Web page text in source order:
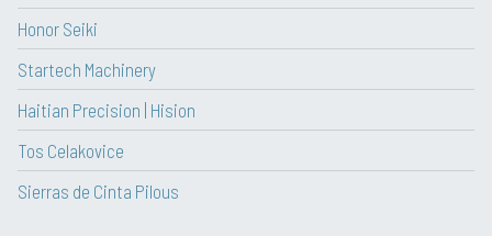
Honor Seiki
Startech Machinery
Haitian Precision | Hision
Tos Celakovice
Sierras de Cinta Pilous